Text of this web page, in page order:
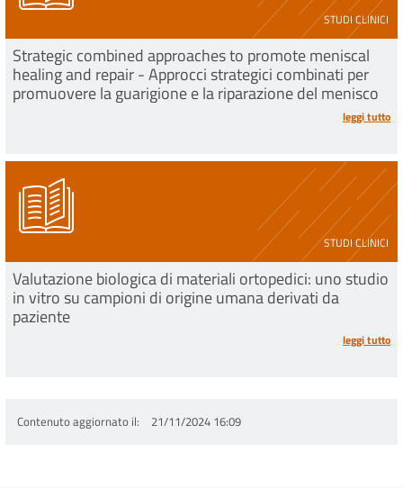
STUDI CLINICI
Strategic combined approaches to promote meniscal
healing and repair - Approcci strategici combinati per
promuovere la guarigione e la riparazione del menisco
leggi tutto
STUDI CLINICI
Valutazione biologica di materiali ortopedici: uno studio
in vitro su campioni di origine umana derivati da
paziente
leggi tutto
Contenuto aggiornato il 21/11/2024 16:09